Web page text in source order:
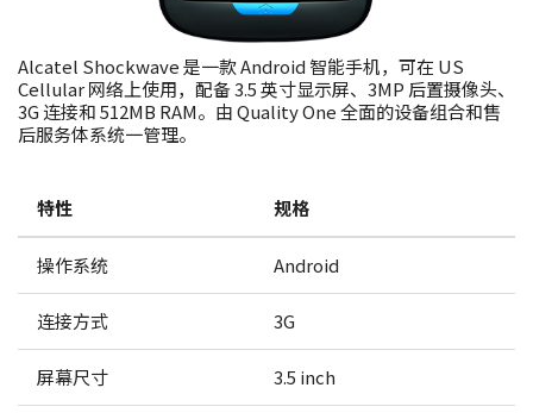
Alcatel Shockwave 是一款 Android 智能手机，可在 US
Cellular 网络上使用，配备 3.5 英寸显示屏、3MP 后置摄像头、
3G 连接和 512MB RAM。由 Quality One 全面的设备组合和售
后服务体系统一管理。
特性 规格
操作系统 Android
连接方式 3G
屏幕尺寸 3.5 inch